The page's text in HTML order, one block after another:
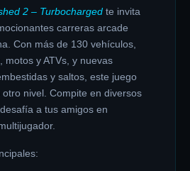
2 – Turbocharged te invita
carreras arcade
Con más de 130 vehículos,
motos y ATVs, y nuevas
y saltos, este juego
nivel. Compite en diversos
a tus amigos en